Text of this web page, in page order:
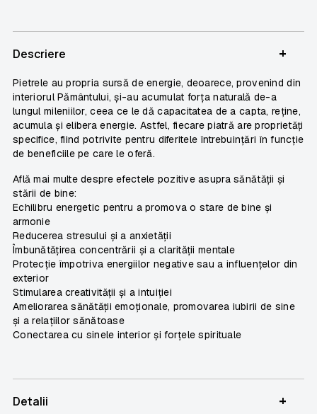
Descriere +
Pietrele au propria sursă de energie, deoarece, provenind din
interiorul Pământului, și-au acumulat forța naturală de-a
lungul mileniilor, ceea ce le dă capacitatea de a capta, reține,
acumula și elibera energie. Astfel, fiecare piatră are proprietăți
specifice, fiind potrivite pentru diferitele întrebuințări în funcție
de beneficiile pe care le oferă.
Află mai multe despre efectele pozitive asupra sănătății și
stării de bine:
Echilibru energetic pentru a promova o stare de bine și
armonie
Reducerea stresului și a anxietății
Îmbunătățirea concentrării și a clarității mentale
Protecție împotriva energiilor negative sau a influențelor din
exterior
Stimularea creativității și a intuiției
Ameliorarea sănătății emoționale, promovarea iubirii de sine
și a relațiilor sănătoase
Conectarea cu sinele interior și forțele spirituale
Detalii +